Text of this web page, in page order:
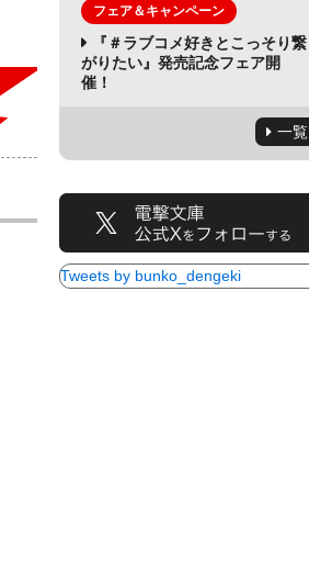
フェア＆キャンペーン
『＃ラブコメ好きとこっそり繋
がりたい』発売記念フェア開
催！
一覧
Tweets by bunko_dengeki